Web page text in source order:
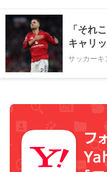
「それ
キャリ
サッカーキ